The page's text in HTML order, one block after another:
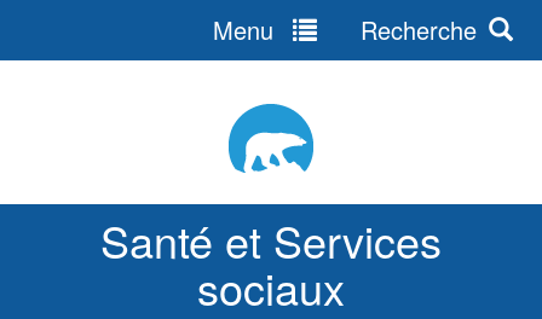
Santé et Services
sociaux
Menu Recherche